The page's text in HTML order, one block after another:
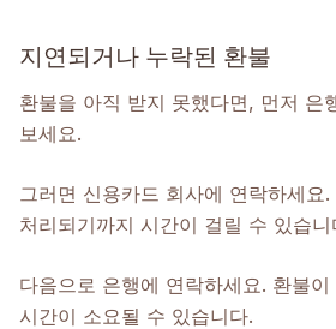
지연되거나 누락된 환불
환불을 아직 받지 못했다면, 먼저 은
보세요.
그러면 신용카드 회사에 연락하세요
처리되기까지 시간이 걸릴 수 있습니
다음으로 은행에 연락하세요. 환불
시간이 소요될 수 있습니다.